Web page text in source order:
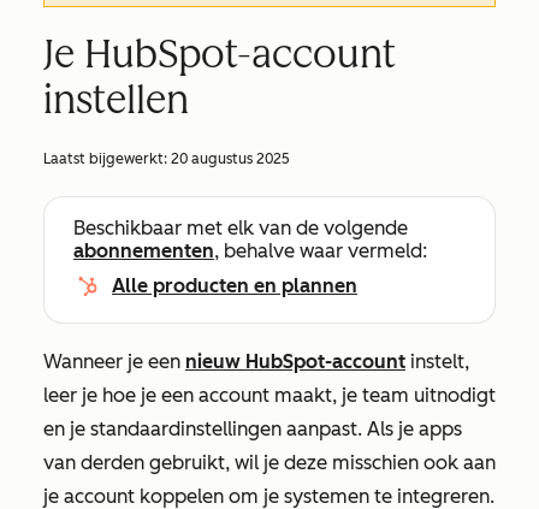
Je HubSpot-account
instellen
Laatst bijgewerkt: 20 augustus 2025
Beschikbaar met elk van de volgende
abonnementen, behalve waar vermeld:
Alle producten en plannen
Wanneer je een nieuw HubSpot-account instelt,
leer je hoe je een account maakt, je team uitnodigt
en je standaardinstellingen aanpast. Als je apps
van derden gebruikt, wil je deze misschien ook aan
je account koppelen om je systemen te integreren.